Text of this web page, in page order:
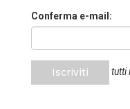
Conferma e-mail:
Iscriviti tutti